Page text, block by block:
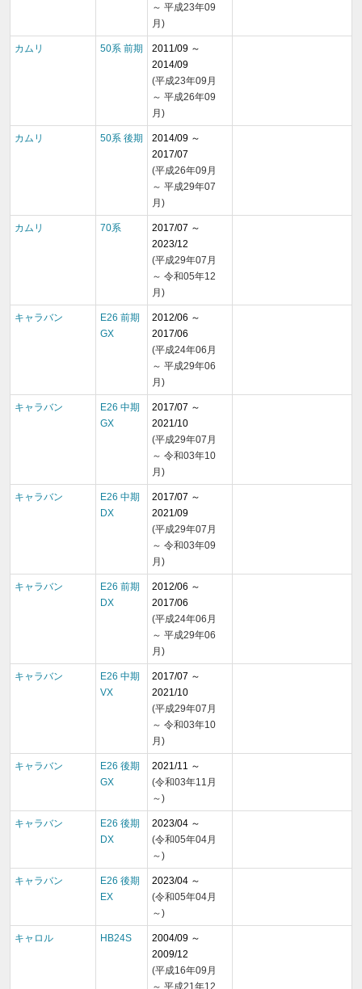
～ 平成23年09
月)
カムリ 50系 前期
2011/09 ～
2014/09
(平成23年09月
～ 平成26年09
月)
カムリ 50系 後期
2014/09 ～
2017/07
(平成26年09月
～ 平成29年07
月)
カムリ 70系
2017/07 ～
2023/12
(平成29年07月
～ 令和05年12
月)
キャラバン
E26 前期
GX
2012/06 ～
2017/06
(平成24年06月
～ 平成29年06
月)
キャラバン
E26 中期
GX
2017/07 ～
2021/10
(平成29年07月
～ 令和03年10
月)
キャラバン
E26 中期
DX
2017/07 ～
2021/09
(平成29年07月
～ 令和03年09
月)
キャラバン
E26 前期
DX
2012/06 ～
2017/06
(平成24年06月
～ 平成29年06
月)
キャラバン
E26 中期
VX
2017/07 ～
2021/10
(平成29年07月
～ 令和03年10
月)
キャラバン
E26 後期
GX
2021/11 ～
(令和03年11月
～)
キャラバン
E26 後期
DX
2023/04 ～
(令和05年04月
～)
キャラバン
E26 後期
EX
2023/04 ～
(令和05年04月
～)
キャロル HB24S
2004/09 ～
2009/12
(平成16年09月
～ 平成21年12